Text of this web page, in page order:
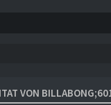
VON